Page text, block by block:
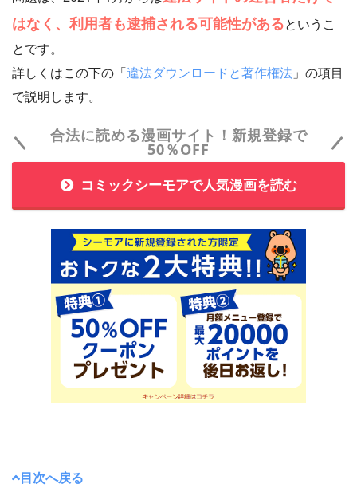
はなく、利用者も逮捕される可能性があるというこ
とです。
詳しくはこの下の「違法ダウンロードと著作権法」の項目
で説明します。
合法に読める漫画サイト！新規登録で
50％OFF
コミックシーモアで人気漫画を読む
目次へ戻る